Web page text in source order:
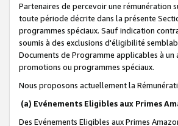
Partenaires de percevoir une rémunération
toute période décrite dans la présente
programmes spéciaux. Sauf indication
soumis à des exclusions d'éligibilité
Documents de Programme applicables à
promotions ou programmes spéciaux.
Nous proposons actuellement la
(a) Evénements Eligibles aux Primes
Des Evénements Eligibles aux Primes